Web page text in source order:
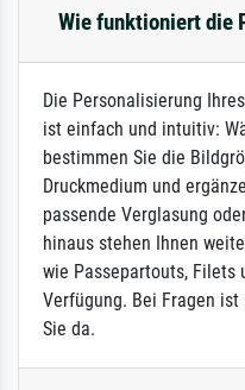
Wie funktioniert die
Die Personalisierung
ist einfach und intuitiv:
bestimmen Sie die
Druckmedium und
passende Verglasung
hinaus stehen Ihnen
wie Passepartouts, Filets
Verfügung. Bei Fragen
Sie da.